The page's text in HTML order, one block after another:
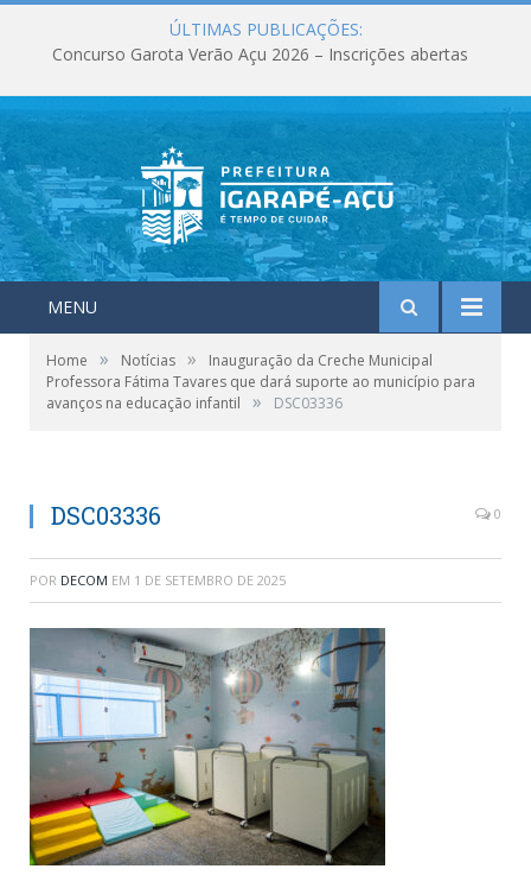
ÚLTIMAS PUBLICAÇÕES:
Concurso Garota Verão Açu 2026 – Inscrições abertas
MENU
Home » Notícias »
Inauguração da Creche Municipal
Professora Fátima Tavares que dará suporte ao município para
avanços na educação infantil
» DSC03336
DSC03336 0
POR DECOM EM 1 DE SETEMBRO DE 2025